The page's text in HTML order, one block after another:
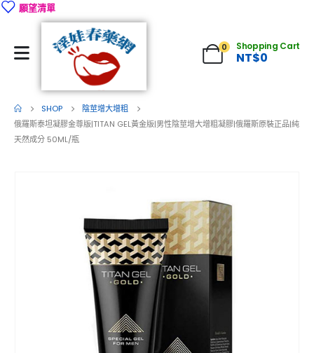
願望清單
0 Shopping Cart
NT$0
SHOP
陰莖增大增粗
俄羅斯泰坦凝膠金尊版|TITAN GEL黃金版|男性陰莖增大增粗凝膠|俄羅斯原裝正品|純
天然成分 50ML/瓶